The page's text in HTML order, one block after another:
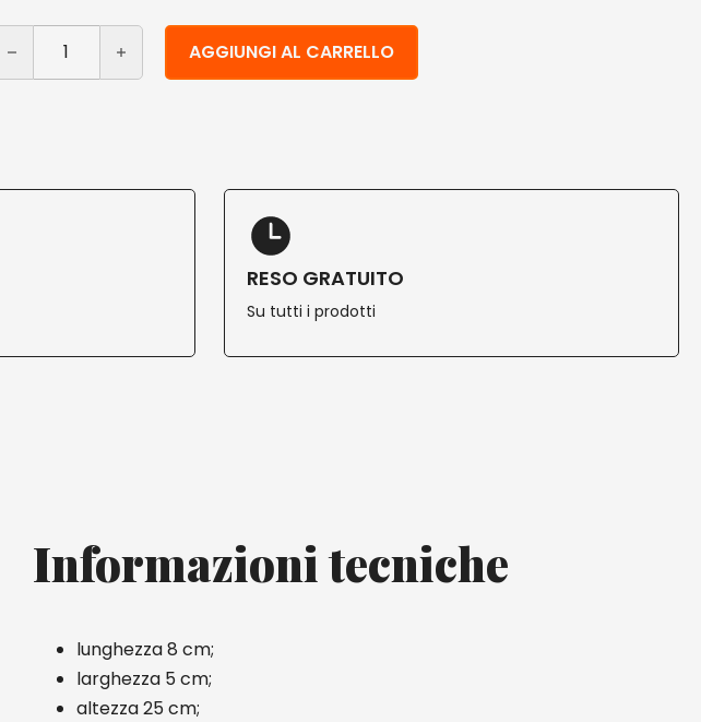
Bustine trasparenti biodegradabili Natureflex™ 80+50x250 mm 100 pz quantità
AGGIUNGI AL CARRELLO
Alternative:
RESO GRATUITO
Su tutti i prodotti
Informazioni tecniche
lunghezza 8 cm;
larghezza 5 cm;
altezza 25 cm;